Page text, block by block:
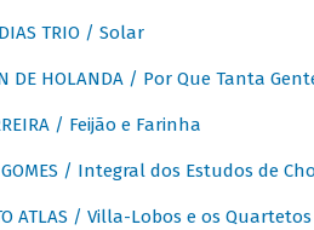
TRIO / Solar
DE HOLANDA / Por Que Tanta
/ Feijão e Farinha
GOMES / Integral dos Estudos de
ATLAS / Villa-Lobos e os